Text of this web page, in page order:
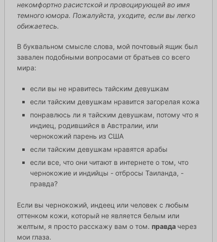
некомфортно расистской и провоцирующей во имя
темного юмора. Пожалуйста, уходите, если вы легко
обижаетесь.
В буквальном смысле слова, мой почтовый ящик был
завален подобными вопросами от братьев со всего
мира:
если вы не нравитесь тайским девушкам
если тайским девушкам нравится загорелая кожа
понравлюсь ли я тайским девушкам, потому что я
индиец, родившийся в Австралии, или
чернокожий парень из США
если тайским девушкам нравятся арабы
если все, что они читают в интернете о том, что
чернокожие и индийцы - отбросы Таиланда, -
правда?
Если вы чернокожий, индеец или человек с любым
оттенком кожи, который не является белым или
желтым, я просто расскажу вам о том. правда через
мои глаза.